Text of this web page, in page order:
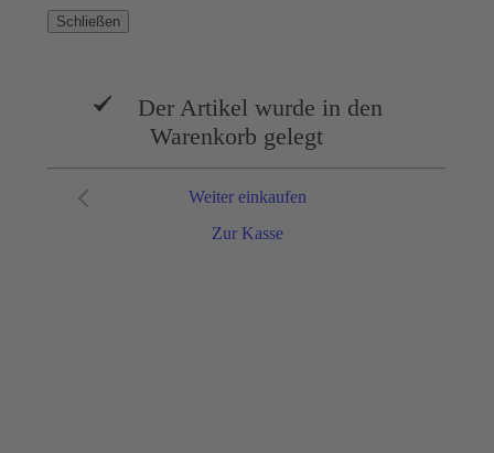
Schließen
Der Artikel wurde in den
Warenkorb gelegt
Zur Kasse
Weiter einkaufen